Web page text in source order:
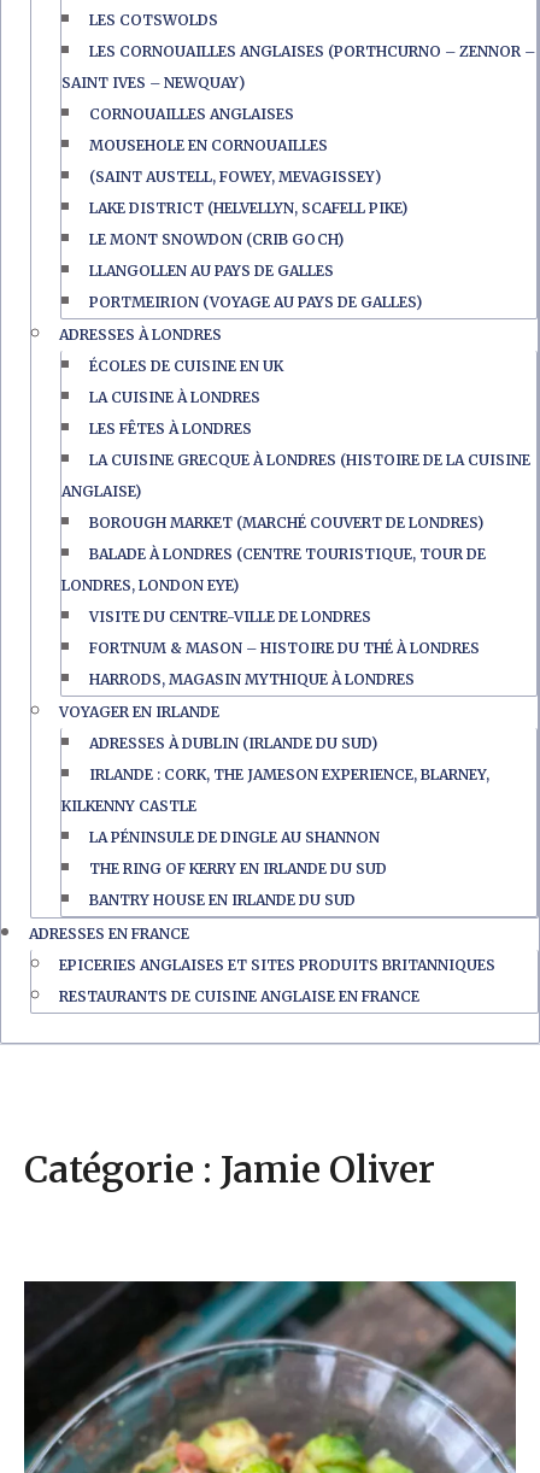
LES COTSWOLDS
LES CORNOUAILLES ANGLAISES (PORTHCURNO – ZENNOR –
SAINT IVES – NEWQUAY)
CORNOUAILLES ANGLAISES
MOUSEHOLE EN CORNOUAILLES
(SAINT AUSTELL, FOWEY, MEVAGISSEY)
LAKE DISTRICT (HELVELLYN, SCAFELL PIKE)
LE MONT SNOWDON (CRIB GOCH)
LLANGOLLEN AU PAYS DE GALLES
PORTMEIRION (VOYAGE AU PAYS DE GALLES)
ADRESSES À LONDRES
ÉCOLES DE CUISINE EN UK
LA CUISINE À LONDRES
LES FÊTES À LONDRES
LA CUISINE GRECQUE À LONDRES (HISTOIRE DE LA CUISINE
ANGLAISE)
BOROUGH MARKET (MARCHÉ COUVERT DE LONDRES)
BALADE À LONDRES (CENTRE TOURISTIQUE, TOUR DE
LONDRES, LONDON EYE)
VISITE DU CENTRE-VILLE DE LONDRES
FORTNUM & MASON – HISTOIRE DU THÉ À LONDRES
HARRODS, MAGASIN MYTHIQUE À LONDRES
VOYAGER EN IRLANDE
ADRESSES À DUBLIN (IRLANDE DU SUD)
IRLANDE : CORK, THE JAMESON EXPERIENCE, BLARNEY,
KILKENNY CASTLE
LA PÉNINSULE DE DINGLE AU SHANNON
THE RING OF KERRY EN IRLANDE DU SUD
BANTRY HOUSE EN IRLANDE DU SUD
ADRESSES EN FRANCE
EPICERIES ANGLAISES ET SITES PRODUITS BRITANNIQUES
RESTAURANTS DE CUISINE ANGLAISE EN FRANCE
Catégorie : Jamie Oliver